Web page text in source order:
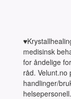
medisinsk
for åndelige
råd. Velunt.no
handlinger/
helsepersonell.